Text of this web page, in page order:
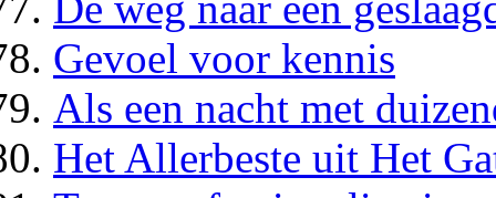
Gevoel voor kennis
Als een nacht met
Het Allerbeste uit Het